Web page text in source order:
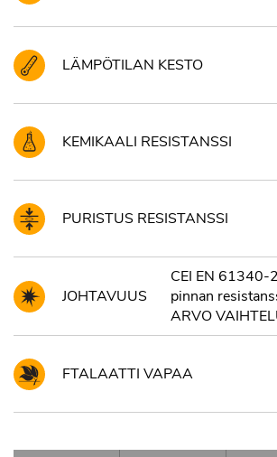
LÄMPÖTILAN KESTO
KEMIKAALI RESISTANSSI
PURISTUS RESISTANSSI
JOHTAVUUS
CEI EN 61340-
pinnan
ARVO
FTALAATTI VAPAA